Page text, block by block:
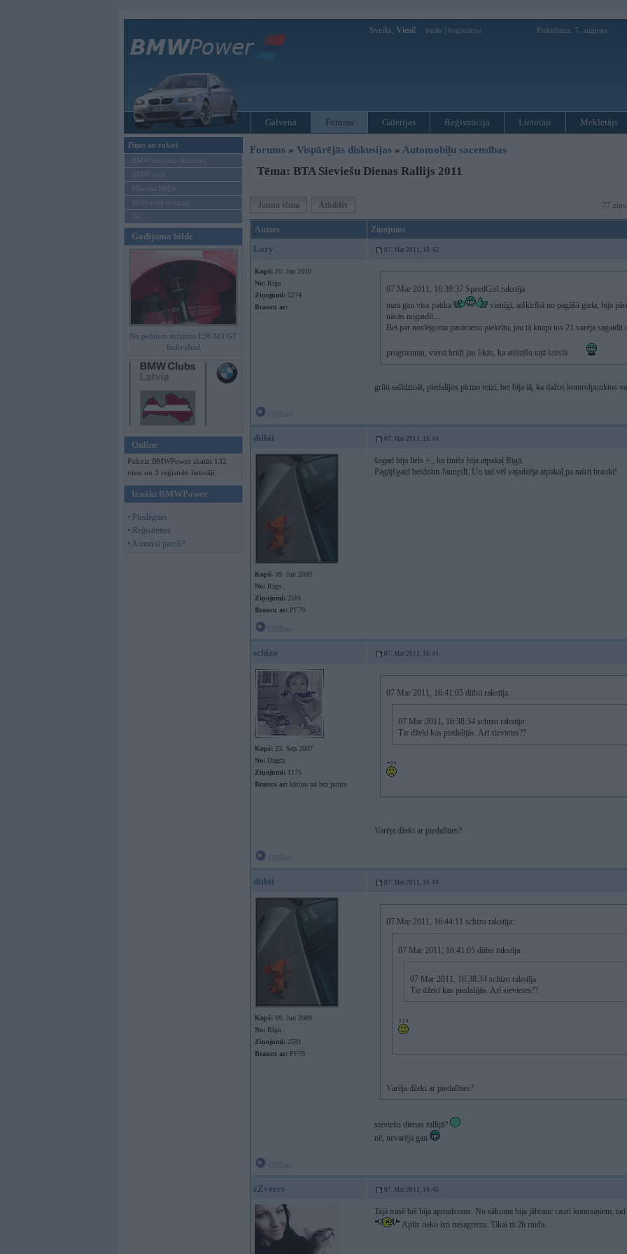
Sveiks, Viesi! Ienākt Reģistrācija Piektdiena, 7. augusts
Galvenā Forums Galerijas Reģistrācija Lietotāji Meklētājs
Ziņas un raksti
BMW modeļu jaunumi
BMW testi
Mēneša BMW
Sērijveida tūnings
Vel...
Gadījuma bilde
No pelniem atdzimis E36 M3 GT
Individual
Online
Pašreiz BMWPower skatās 132
viesi un 3 reģistrēti lietotāji.
Ienākt BMWPower
• Pieslēgties
• Reģistrēties
• Aizmirsi paroli?
Forums » Vispārējās diskusijas » Automobiļu sacensības
Tēma: BTA Sieviešu Dienas Rallijs 2011
Jauna tēma Atbildēt 77
Autors Ziņojums
Lory 07. Mar 2011, 16:42
Kopš: 10. Jan 2010
No: Rīga
Ziņojumi: 5274
Braucu ar:
07 Mar 2011, 16:39:37 SpeedGirl rakstīja:
man gan viss patika
vienīgi, atšķirībā no pagāšā gada, bija
nācās nogaidīt...
Bet par noslēguma pasācienu piekrītu, jau tā knapi tos 21 varēja
programmu, vienā brīdī jau likās, ka atlūzīšu tajā krēslā
grūti salīdzināt, piedalījos pirmo reizi, bet bija tā, ka dažos kontrolpunktos
diibii 07. Mar 2011, 16:44
Kopš: 09. Jun 2009
No: Rīga
Ziņojumi: 2581
Braucu ar: PF79
šogad bija liels + , ka finišs bija atpakaļ Rīgā.
Pagājšgaid beidzām Jaunpilī. Un tad vēl vajadzēja atpakaļ pa nakti braukt!
schizo 07. Mar 2011, 16:44
Kopš: 23. Sep 2007
No: Dagda
Ziņojumi: 1175
Braucu ar: kūtiņu un bez jumta
07 Mar 2011, 16:41:05 diibii rakstīja:
07 Mar 2011, 16:38:34 schizo rakstīja:
Tie džeki kas piedalijās. Arī sievietes??
Varēja džeki ar piedalīties?
diibii 07. Mar 2011, 16:44
Kopš: 09. Jun 2009
No: Rīga
Ziņojumi: 2581
Braucu ar: PF79
07 Mar 2011, 16:44:11 schizo rakstīja:
07 Mar 2011, 16:41:05 diibii rakstīja:
07 Mar 2011, 16:38:34 schizo rakstīja:
Tie džeki kas piedalijās. Arī sievietes??
Varēja džeki ar piedalīties?
sieviešu dienas rallijā?
nē, nevarēja gan
zZveers 07. Mar 2011, 16:45
Tajā trasē biš bija apmulsums. No sākuma bija jābrauc cauri konusiņiem,
Aplis neko īsti nesagrieza. Tikai tā 2h rinda..